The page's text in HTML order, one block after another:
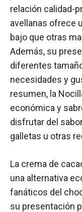
relación calidad-
avellanas ofrece
bajo que otras
Además, su
diferentes
necesidades y
resumen, la
económica y
disfrutar del
galletas u otras
La crema de
una alternativa
fanáticos del
su presentación